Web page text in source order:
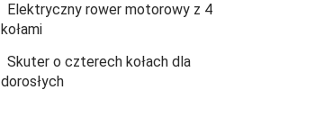
Elektryczny rower motorowy z 4
kołami
Skuter o czterech kołach dla
dorosłych